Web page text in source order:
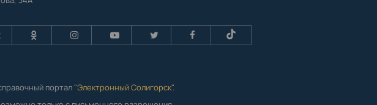
портал "Электронный Солигорск".